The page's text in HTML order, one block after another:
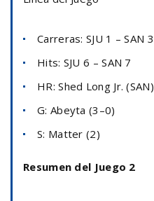
Carreras: SJU 1 – SAN 3
Hits: SJU 6 – SAN 7
HR: Shed Long Jr. (SAN)
G: Abeyta (3–0)
S: Matter (2)
Resumen del Juego 2